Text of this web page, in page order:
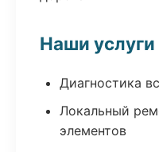
Наши услуги
Диагностика
Локальный
элементов